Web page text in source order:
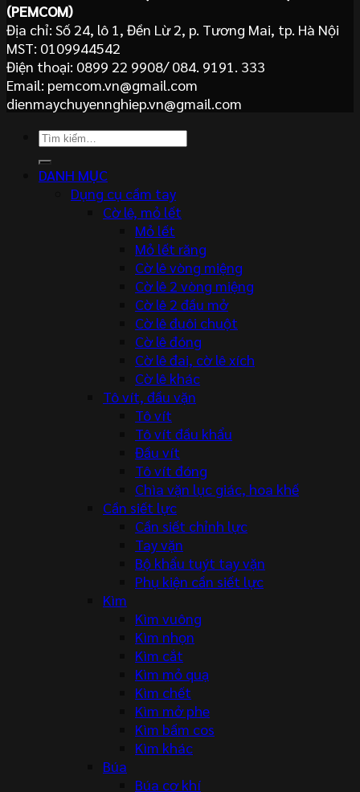
(PEMCOM)
Địa chỉ: Số 24, lô 1, Đền Lừ 2, p. Tương Mai, tp. Hà Nội
MST: 0109944542
Điện thoại: 0899 22 9908/ 084. 9191. 333
Email: pemcom.vn@gmail.com
dienmaychuyennghiep.vn@gmail.com
Tìm
DANH MỤC
Dụng cụ cầm tay
Cờ lê, mỏ lết
Mỏ lết
Mỏ lết răng
Cờ lê vòng miệng
Cờ lê 2 vòng miệng
Cờ lê 2 đầu mở
Cờ lê đuôi chuột
Cờ lê đóng
Cờ lê đai, cờ lê xích
Cờ lê khác
Tô vít, đầu vặn
Tô vít
Tô vít đầu khẩu
Đầu vít
Tô vít đóng
Chìa vặn lục giác, hoa khế
Cần siết lực
Cần siết chỉnh lực
Tay vặn
Bộ khẩu tuýt tay vặn
Phụ kiện cần siết lực
Kìm
Kìm vuông
Kìm nhọn
Kìm cắt
Kìm mỏ quạ
Kìm chết
Kìm mở phe
Kìm bấm cos
Kìm khác
Búa
Búa cơ khí